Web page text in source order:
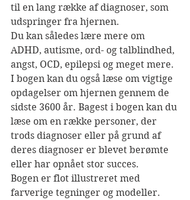
til en lang række af diagnoser, som
udspringer fra hjernen.
Du kan således lære mere om
ADHD, autisme, ord- og talblindhed,
angst, OCD, epilepsi og meget mere.
I bogen kan du også læse om vigtige
opdagelser om hjernen gennem de
sidste 3600 år. Bagest i bogen kan du
læse om en række personer, der
trods diagnoser eller på grund af
deres diagnoser er blevet berømte
eller har opnået stor succes.
Bogen er flot illustreret med
farverige tegninger og modeller.